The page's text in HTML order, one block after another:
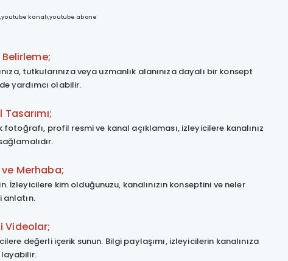
kanalı,youtube abone
tutkularınıza veya uzmanlık alanınıza dayalı bir konsept
yardımcı olabilir.
profil resmi ve kanal açıklaması, izleyicilere kanalınız
ve Merhaba;
İzleyicilere kim olduğunuzu, kanalınızın konseptini ve neler
anlatın.
Videolar;
değerli içerik sunun. Bilgi paylaşımı, izleyicilerin kanalınıza